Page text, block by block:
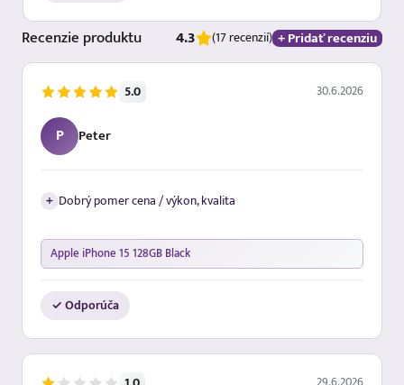
Recenzie produktu 4.3 (17 recenzií) + Pridať recenziu
5.0 30.6.2026
P Peter
+ Dobrý pomer cena / výkon, kvalita
Apple iPhone 15 128GB Black
✓ Odporúča